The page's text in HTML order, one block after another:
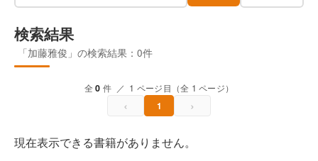
検索結果
「加藤雅俊」の検索結果：0件
全0 件 ／ 1 ページ目（全 1 ページ）
‹ 1 ›
現在表示できる書籍がありません。